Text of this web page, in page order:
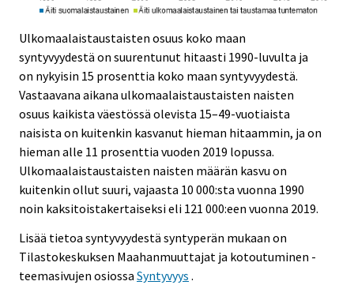
Ulkomaalaistaustaisten osuus koko maan
syntyvyydestä on suurentunut hitaasti 1990-luvulta ja
on nykyisin 15 prosenttia koko maan syntyvyydestä.
Vastaavana aikana ulkomaalaistaustaisten naisten
osuus kaikista väestössä olevista 15–49-vuotiaista
naisista on kuitenkin kasvanut hieman hitaammin, ja on
hieman alle 11 prosenttia vuoden 2019 lopussa.
Ulkomaalaistaustaisten naisten määrän kasvu on
kuitenkin ollut suuri, vajaasta 10 000:sta vuonna 1990
noin kaksitoistakertaiseksi eli 121 000:een vuonna 2019.
Lisää tietoa syntyvyydestä syntyperän mukaan on
Tilastokeskuksen Maahanmuuttajat ja kotoutuminen -
teemasivujen osiossa Syntyvyys .